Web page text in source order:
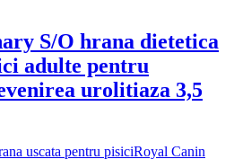
S/O hrana dietetica
adulte pentru
urolitiaza 3,5
uscata pentru pisiciRoyal Canin